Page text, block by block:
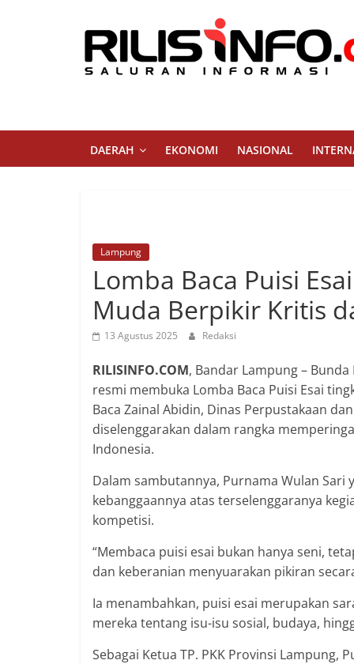
Rilis
Info
Saluran
Informasi
DAERAH EKONOMI NASIONAL
Lampung
Lomba Baca Puisi
Muda Berpikir Kritis
13 Agustus 2025 Redaksi
RILISINFO.COM, Bandar Lampung –
resmi membuka Lomba Baca Puisi Esai
Baca Zainal Abidin, Dinas Perpustakaan
diselenggarakan dalam rangka
Indonesia.
Dalam sambutannya, Purnama Wulan Sari
kebanggaannya atas terselenggaranya
kompetisi.
“Membaca puisi esai bukan hanya seni,
dan keberanian menyuarakan pikiran
Ia menambahkan, puisi esai merupakan
mereka tentang isu-isu sosial, budaya,
Sebagai Ketua TP. PKK Provinsi Lampung,